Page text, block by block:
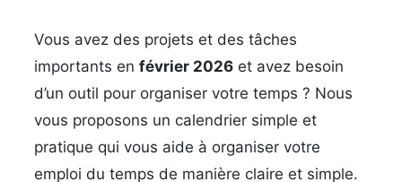
Vous avez des projets et des tâches
importants enfévrier 2026 et avez besoin
d’un outil pour organiser votre temps ? Nous
vous proposons un calendrier simple et
pratique qui vous aide à organiser votre
emploi du temps de manière claire et simple.